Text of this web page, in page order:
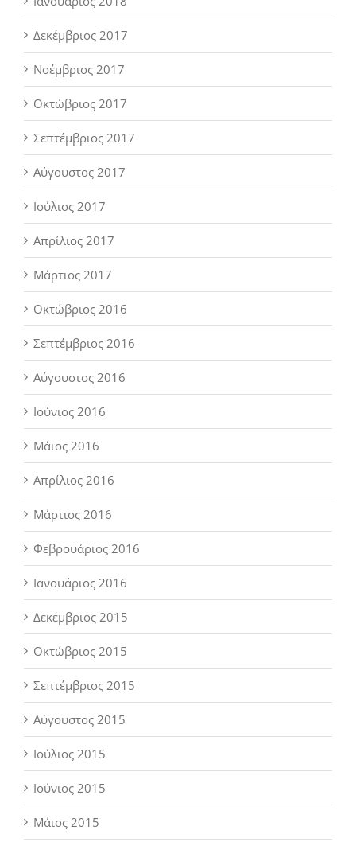
Δεκέμβριος 2017
Νοέμβριος 2017
Οκτώβριος 2017
Σεπτέμβριος 2017
Αύγουστος 2017
Ιούλιος 2017
Απρίλιος 2017
Μάρτιος 2017
Οκτώβριος 2016
Σεπτέμβριος 2016
Αύγουστος 2016
Ιούνιος 2016
Μάιος 2016
Απρίλιος 2016
Μάρτιος 2016
Φεβρουάριος 2016
Ιανουάριος 2016
Δεκέμβριος 2015
Οκτώβριος 2015
Σεπτέμβριος 2015
Αύγουστος 2015
Ιούλιος 2015
Ιούνιος 2015
Μάιος 2015